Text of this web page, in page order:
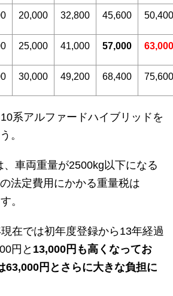
20,000 32,800 45,600 50,400
25,000 41,000 57,000 63,000
30,000 49,200 68,400 75,600
系アルファードハイブリッドを
。
、車両重量が2500kg以下になる
法定費用にかかる重量税は
。
在では初年度登録から13年経過
円と 13,000円も高くなってお
63,000円とさらに大きな負担に